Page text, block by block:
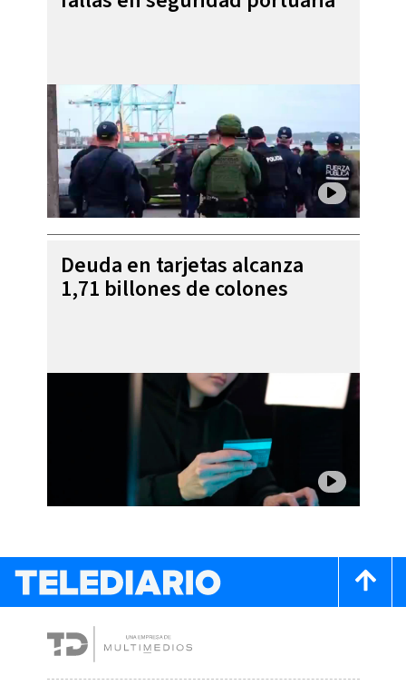
Deuda en tarjetas alcanza
1,71 billones de colones